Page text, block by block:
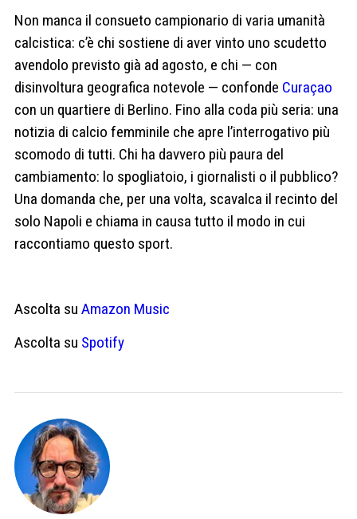
Non manca il consueto campionario di varia umanità
calcistica: c’è chi sostiene di aver vinto uno scudetto
avendolo previsto già ad agosto, e chi — con
disinvoltura geografica notevole — confonde Curaçao
con un quartiere di Berlino. Fino alla coda più seria: una
notizia di calcio femminile che apre l’interrogativo più
scomodo di tutti. Chi ha davvero più paura del
cambiamento: lo spogliatoio, i giornalisti o il pubblico?
Una domanda che, per una volta, scavalca il recinto del
solo Napoli e chiama in causa tutto il modo in cui
raccontiamo questo sport.
Ascolta su Amazon Music
Ascolta su Spotify